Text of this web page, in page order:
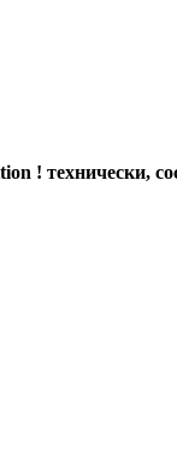
! технически,